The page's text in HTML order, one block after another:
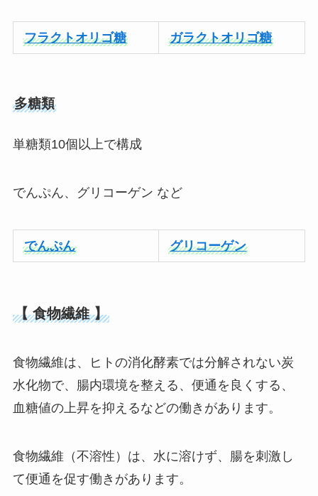
フラクトオリゴ糖 ガラクトオリゴ糖
多糖類
単糖類10個以上で構成
でんぷん、グリコーゲン など
でんぷん グリコーゲン
【食物繊維 】
食物繊維は、ヒトの消化酵素では分解されない炭
水化物で、腸内環境を整える、便通を良くする、
血糖値の上昇を抑えるなどの働きがあります。
食物繊維（不溶性）は、水に溶けず、腸を刺激し
て便通を促す働きがあります。